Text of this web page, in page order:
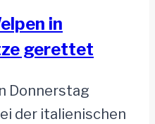
in
gerettet
Donnerstag
der italienischen